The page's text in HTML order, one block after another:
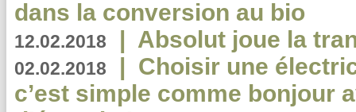
dans la conversion au bio
12.02.2018 | Absolut joue la
02.02.2018 | Choisir une
c’est simple comme bonjour